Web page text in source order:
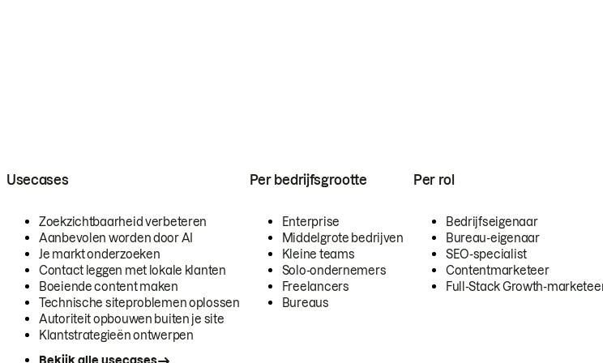
Usecases
Zoekzichtbaarheid verbeteren
Aanbevolen worden door AI
Je markt onderzoeken
Contact leggen met lokale klanten
Boeiende content maken
Technische siteproblemen oplossen
Autoriteit opbouwen buiten je site
Klantstrategieën ontwerpen
Per bedrijfsgrootte
Enterprise
Middelgrote bedrijven
Kleine teams
Solo-ondernemers
Freelancers
Bureaus
Per rol
Bedrijfseigenaar
Bureau-eigenaar
SEO-specialist
Contentmarketeer
Full-Stack Growth-